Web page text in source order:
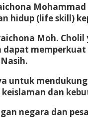
hidup (life skill)
Moh.
untuk
dan
negara dan